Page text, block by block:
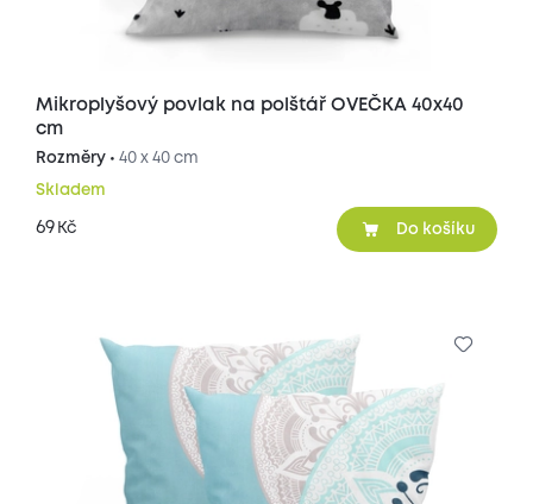
Mikroplyšový povlak na polštář OVEČKA 40x40
cm
Rozměry • 40 x 40 cm
Skladem
69 Kč Do košíku